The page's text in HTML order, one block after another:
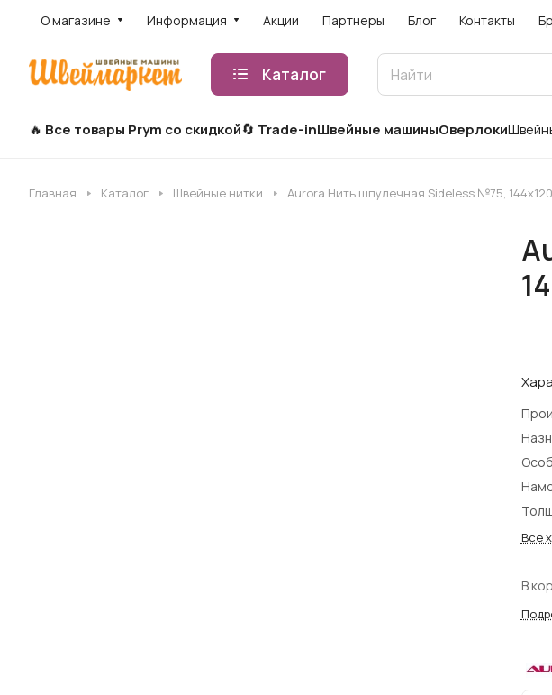
О магазине Информация Акции Партнеры Блог Контакты
Каталог
Все товары Prym со скидкой Trade-inШвейные машиныОверлоки
Главная Каталог Швейные нитки Aurora Нить шпулечная Sideless №75,
Все
В